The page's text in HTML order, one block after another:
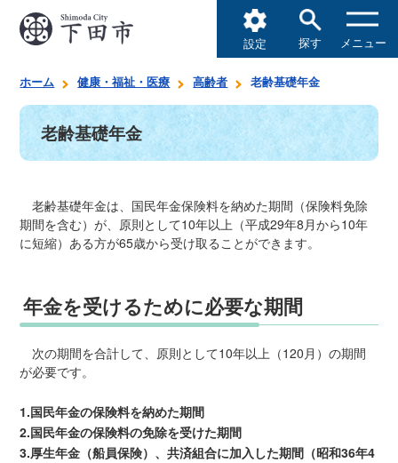
設定 探す メニュー
ホーム 健康・福祉・医療 高齢者 老齢基礎年金
老齢基礎年金
老齢基礎年金は、国民年金保険料を納めた期間（保険料免除
期間を含む）が、原則として10年以上（平成29年8月から10年
に短縮）ある方が65歳から受け取ることができます。
年金を受けるために必要な期間
次の期間を合計して、原則として10年以上（120月）の期間
が必要です。
1.国民年金の保険料を納めた期間
2.国民年金の保険料の免除を受けた期間
3.厚生年金（船員保険）、共済組合に加入した期間 （昭和36年4